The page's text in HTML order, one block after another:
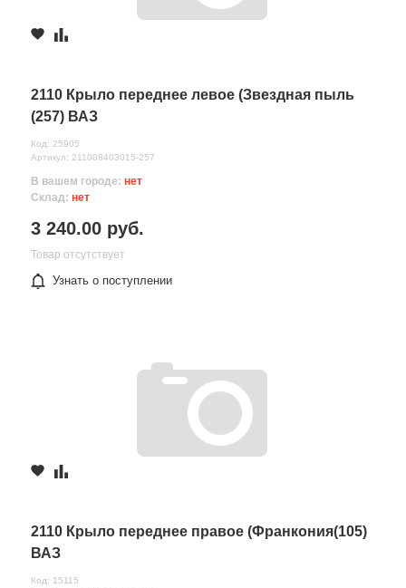
2110 Крыло переднее левое (Звездная пыль
(257) ВАЗ
Код: 25905
Артикул: 211008403015-257
В вашем городе: нет
Склад: нет
3 240.00 руб.
Товар отсутствует
Узнать о поступлении
2110 Крыло переднее правое (Франкония(105)
ВАЗ
Код: 15115